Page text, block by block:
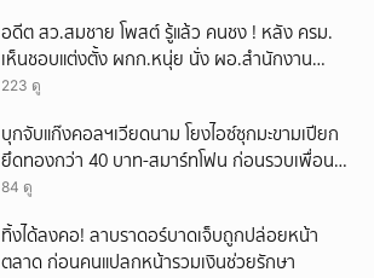
อดีต สว.สมชาย โพสต์ รู้แล้ว คนชง ! หลัง ครม.
เห็นชอบแต่งตั้ง ผกก.หนุ่ย นั่ง ผอ.สำนักงาน
ป.ย.ป.
223 ดู
บุกจับแก๊งคอลฯเวียดนาม โยงไอซ์ซุกมะขามเปียก
ยึดทองกว่า 40 บาท-สมาร์ทโฟน ก่อนรวบเพื่อน
ร่วมทีมหอบเงิน 1.5 แสนติดสินบนคาโรงพัก
84 ดู
ทิ้งได้ลงคอ! ลาบราดอร์บาดเจ็บถูกปล่อยหน้า
ตลาด ก่อนคนแปลกหน้ารวมเงินช่วยรักษา